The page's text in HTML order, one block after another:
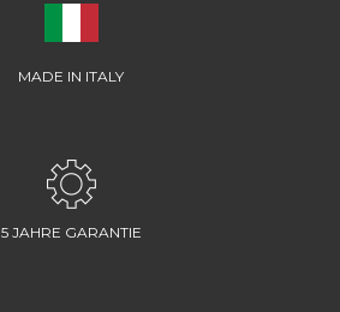
MADE IN ITALY
5 JAHRE GARANTIE